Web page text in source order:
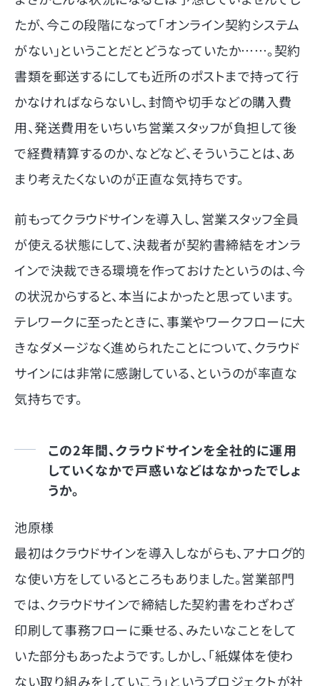
たが、今この段階になって「オンライン契約システム
がない」ということだとどうなっていたか……。契約
書類を郵送するにしても近所のポストまで持って行
かなければならないし、封筒や切手などの購入費
用、発送費用をいちいち営業スタッフが負担して後
で経費精算するのか、などなど、そういうことは、あ
まり考えたくないのが正直な気持ちです。
前もってクラウドサインを導入し、営業スタッフ全員
が使える状態にして、決裁者が契約書締結をオンラ
インで決裁できる環境を作っておけたというのは、今
の状況からすると、本当によかったと思っています。
テレワークに至ったときに、事業やワークフローに大
きなダメージなく進められたことについて、クラウド
サインには非常に感謝している、というのが率直な
気持ちです。
この2年間、クラウドサインを全社的に運用
していくなかで戸惑いなどはなかったでしょ
うか。
池原様
最初はクラウドサインを導入しながらも、アナログ的
な使い方をしているところもありました。営業部門
では、クラウドサインで締結した契約書をわざわざ
印刷して事務フローに乗せる、みたいなことをして
いた部分もあったようです。しかし、「紙媒体を使わ
ない取り組みをしていこう」というプロジェクトが社